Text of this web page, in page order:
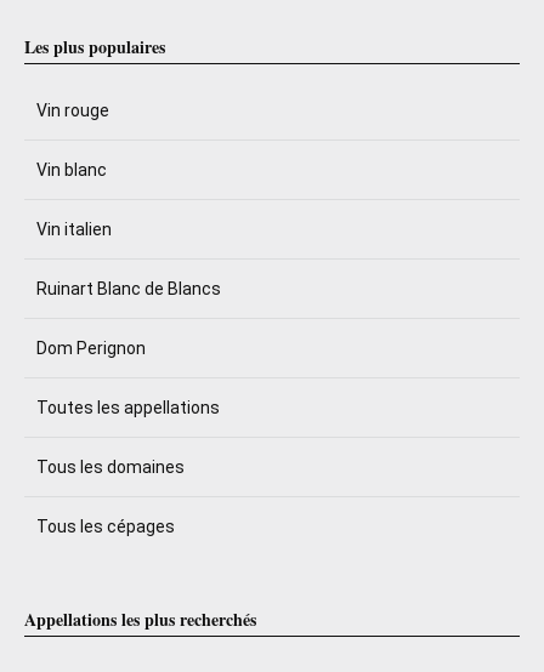
Les plus populaires
Vin rouge
Vin blanc
Vin italien
Ruinart Blanc de Blancs
Dom Perignon
Toutes les appellations
Tous les domaines
Tous les cépages
Appellations les plus recherchés